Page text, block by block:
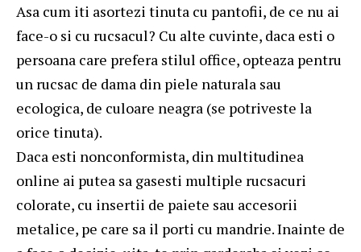
Asa cum iti asortezi tinuta cu pantofii, de ce nu ai
face-o si cu rucsacul? Cu alte cuvinte, daca esti o
persoana care prefera stilul office, opteaza pentru
un rucsac de dama din piele naturala sau
ecologica, de culoare neagra (se potriveste la
orice tinuta).
Daca esti nonconformista, din multitudinea
online ai putea sa gasesti multiple rucsacuri
colorate, cu insertii de paiete sau accesorii
metalice, pe care sa il porti cu mandrie. Inainte de